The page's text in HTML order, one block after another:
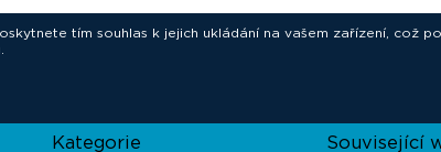
tím souhlas k jejich ukládání na vašem zařízení, což
Kategorie Související